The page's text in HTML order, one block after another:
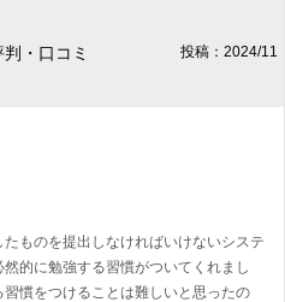
・口コミ 投稿：2024/11
ものを提出しなければいけないシステ
的に勉強する習慣がついてくれまし
慣をつけることは難しいと思ったの